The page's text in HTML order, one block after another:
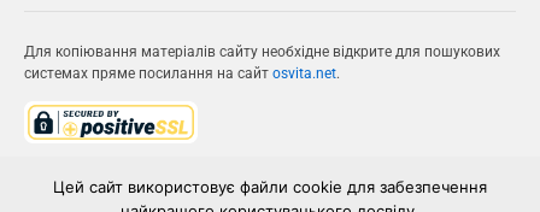
Для копіювання матеріалів сайту необхідне відкрите для пошукових
системах пряме посилання на сайт osvita.net.
Цей сайт використовує файли cookie для забезпечення